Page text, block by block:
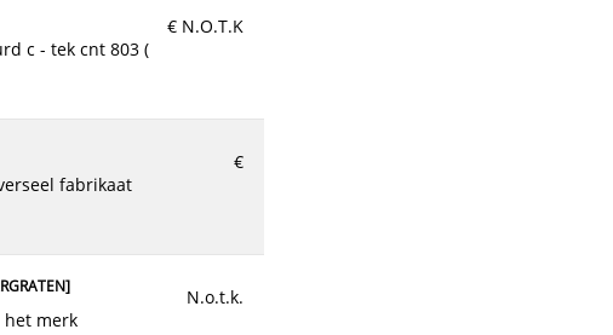
1500
€ N.O.T.K
€
N.o.t.k.
]